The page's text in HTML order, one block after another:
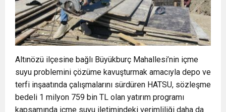
Altınözü ilçesine bağlı Büyükburç Mahallesi’nin içme
suyu problemini çözüme kavuşturmak amacıyla depo ve
terfi inşaatında çalışmalarını sürdüren HATSU, sözleşme
bedeli 1 milyon 759 bin TL olan yatırım programı
kapsamında içme suyu iletimindeki verimliliği daha da